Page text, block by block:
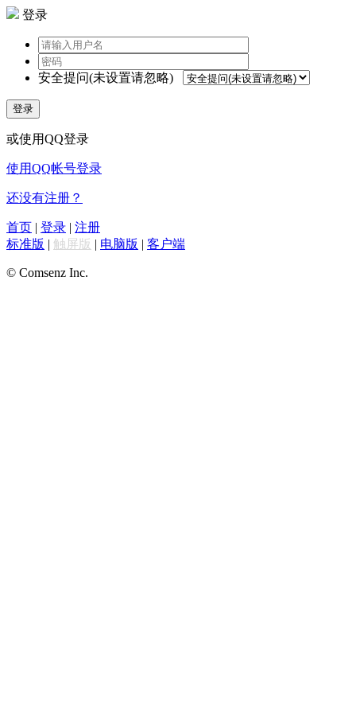
登录
安全提问(未设置请忽略)
登录
或使用QQ登录
使用QQ帐号登录
还没有注册？
首页 | 登录 | 注册
标准版 | 触屏版 | 电脑版 | 客户端
© Comsenz Inc.